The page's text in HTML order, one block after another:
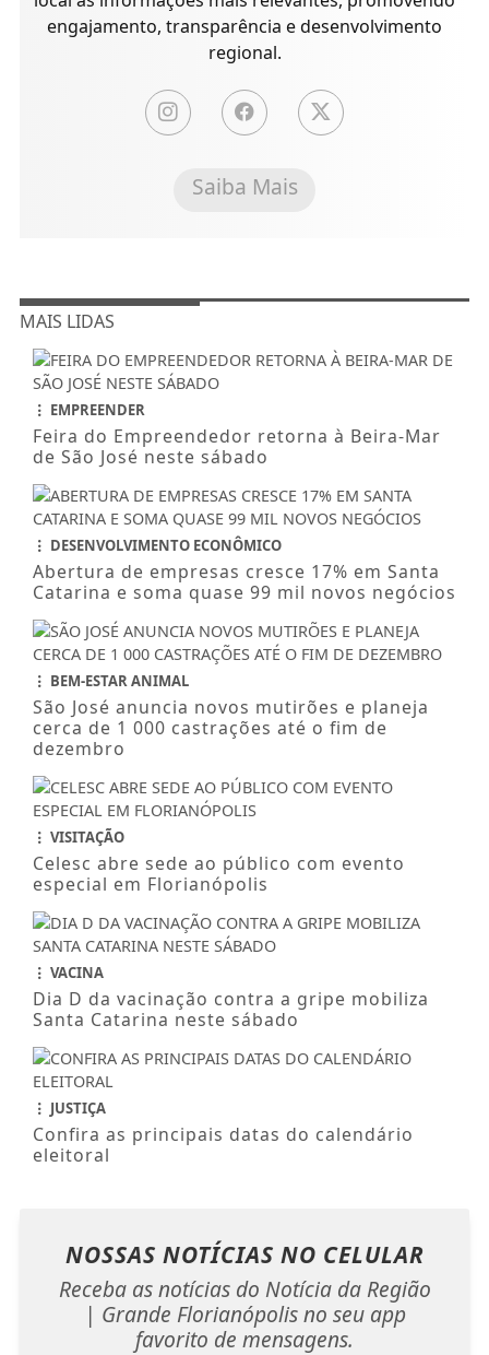
engajamento, transparência e desenvolvimento
regional.
Saiba Mais
MAIS LIDAS
EMPREENDER
Feira do Empreendedor retorna à Beira-Mar
de São José neste sábado
DESENVOLVIMENTO ECONÔMICO
Abertura de empresas cresce 17% em Santa
Catarina e soma quase 99 mil novos negócios
BEM-ESTAR ANIMAL
São José anuncia novos mutirões e planeja
cerca de 1 000 castrações até o fim de
dezembro
VISITAÇÃO
Celesc abre sede ao público com evento
especial em Florianópolis
VACINA
Dia D da vacinação contra a gripe mobiliza
Santa Catarina neste sábado
JUSTIÇA
Confira as principais datas do calendário
eleitoral
NOSSAS NOTÍCIAS NO CELULAR
Receba as notícias do Notícia da Região
| Grande Florianópolis no seu app
favorito de mensagens.